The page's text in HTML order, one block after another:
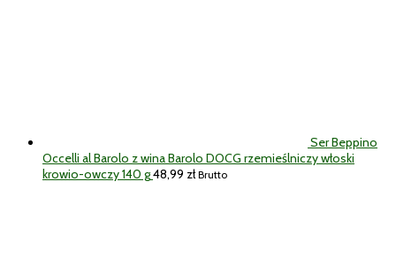
Ser Beppino
Occelli al Barolo z wina Barolo DOCG rzemieślniczy włoski
krowio-owczy 140 g48,99 zł Brutto